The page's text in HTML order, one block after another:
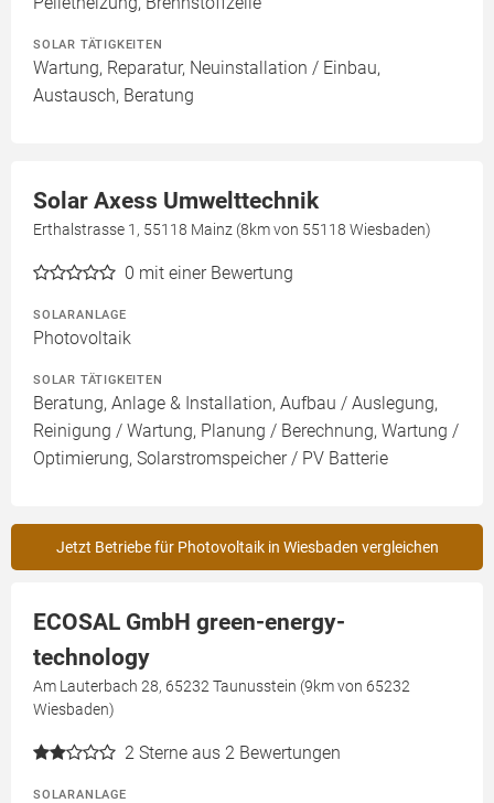
SOLAR TÄTIGKEITEN
Wartung, Reparatur, Neuinstallation / Einbau,
Austausch, Beratung
Solar Axess Umwelttechnik
Erthalstrasse 1, 55118 Mainz (8km von 55118 Wiesbaden)
0 mit einer Bewertung
SOLARANLAGE
Photovoltaik
SOLAR TÄTIGKEITEN
Beratung, Anlage & Installation, Aufbau / Auslegung,
Reinigung / Wartung, Planung / Berechnung, Wartung /
Optimierung, Solarstromspeicher / PV Batterie
Jetzt Betriebe für Photovoltaik in Wiesbaden vergleichen
ECOSAL GmbH green-energy-
technology
Am Lauterbach 28, 65232 Taunusstein (9km von 65232
Wiesbaden)
2 Sterne aus 2 Bewertungen
SOLARANLAGE